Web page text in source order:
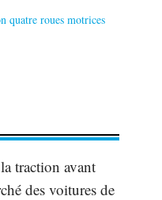
quatre roues motrices
traction avant
des voitures de